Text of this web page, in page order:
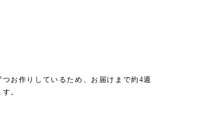
お作りしているため、お届けまで約4週
。